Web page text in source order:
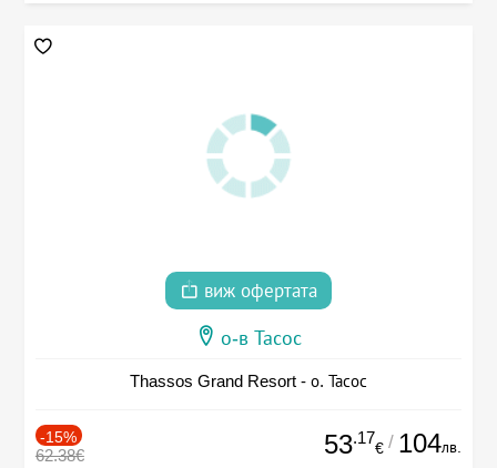
виж офертата
о-в Тасос
Thassos Grand Resort - о. Тасос
-15%
62.38€ 53.17
€ / 104лв.